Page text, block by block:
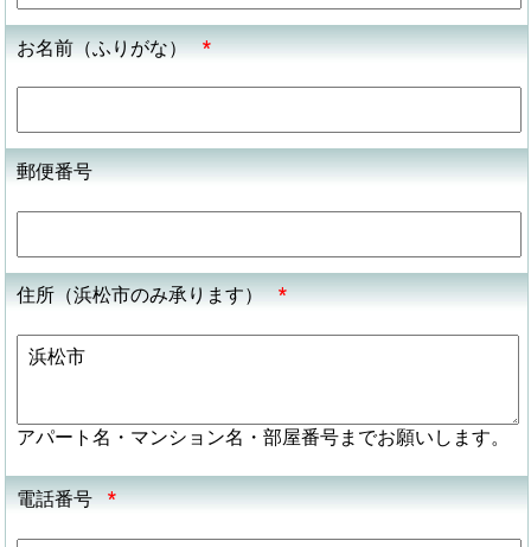
お名前（ふりがな） *
郵便番号
住所（浜松市のみ承ります） *
アパート名・マンション名・部屋番号までお願いします。
電話番号 *